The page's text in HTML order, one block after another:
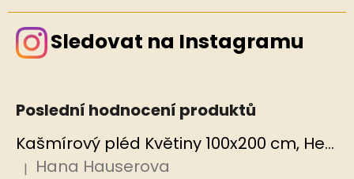
Sledovat na Instagramu
Poslední hodnocení produktů
Kašmírový pléd Květiny 100x200 cm, Hedvábný svět
Hodnocení produktu je 5 z 5 hvězdiček.
| Hana Hauserova